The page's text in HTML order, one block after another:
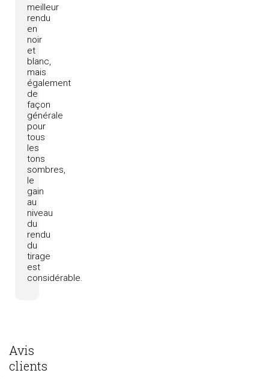
meilleur
rendu
en
noir
et
blanc,
mais
également
de
façon
générale
pour
tous
les
tons
sombres,
le
gain
au
niveau
du
rendu
du
tirage
est
considérable.
Avis
clients